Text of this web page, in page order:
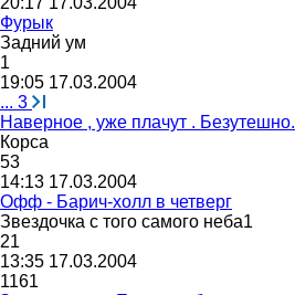
Фурык
Задний ум
1
19:05 17.03.2004
... 3
Наверное , уже плачут . Безутешно.
Корса
53
14:13 17.03.2004
Офф - Барич-холл в четверг
Звездочка с того самого неба1
21
13:35 17.03.2004
1161